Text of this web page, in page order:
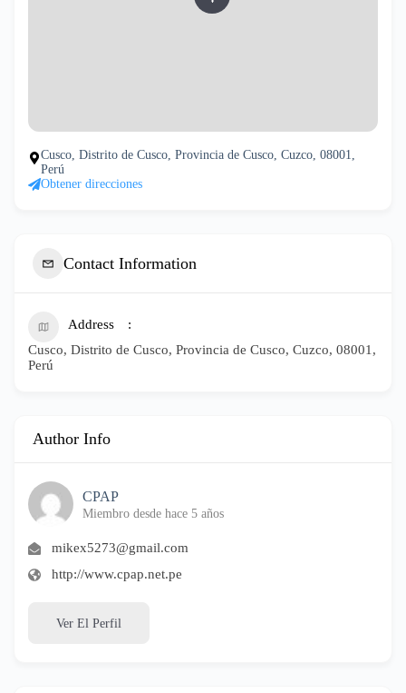
Cusco, Distrito de Cusco, Provincia de Cusco, Cuzco, 08001,
Perú
Obtener direcciones
Contact Information
Address
Cusco, Distrito de Cusco, Provincia de Cusco, Cuzco, 08001,
Perú
Author Info
CPAP
Miembro desde hace 5 años
mikex5273@gmail.com
http://www.cpap.net.pe
Ver El Perfil